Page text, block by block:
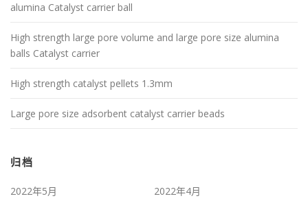
alumina Catalyst carrier ball
High strength large pore volume and large pore size alumina
balls Catalyst carrier
High strength catalyst pellets 1.3mm
Large pore size adsorbent catalyst carrier beads
归档
2022年5月
2022年4月